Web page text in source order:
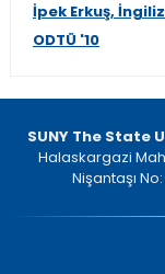
İpek Erkuş,
ODTÜ '10
SUNY The State
Halaskargazi
Nişantaşı